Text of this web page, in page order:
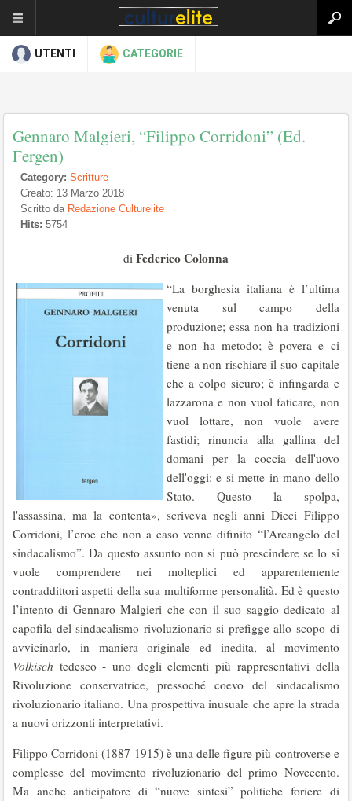
UTENTI CATEGORIE
Gennaro Malgieri, “Filippo Corridoni” (Ed.
Fergen)
Category: Scritture
Creato: 13 Marzo 2018
Scritto da Redazione Culturelite
Hits: 5754
di Federico Colonna
“La borghesia italiana è l’ultima
venuta sul campo della
produzione; essa non ha tradizioni
e non ha metodo; è povera e ci
tiene a non rischiare il suo capitale
che a colpo sicuro; è infingarda e
lazzarona e non vuol faticare, non
vuol lottare, non vuole avere
fastidi; rinuncia alla gallina del
domani per la coccia dell'uovo
dell'oggi: e si mette in mano dello
Stato. Questo la spolpa,
l'assassina, ma la contenta», scriveva negli anni Dieci Filippo
Corridoni, l’eroe che non a caso venne difinito “l’Arcangelo del
sindacalismo”. Da questo assunto non si può prescindere se lo si
vuole comprendere nei molteplici ed apparentemente
contraddittori aspetti della sua multiforme personalità. Ed è questo
l’intento di Gennaro Malgieri che con il suo saggio dedicato al
capofila del sindacalismo rivoluzionario si prefigge allo scopo di
avvicinarlo, in maniera originale ed inedita, al movimento
Volkisch tedesco - uno degli elementi più rappresentativi della
Rivoluzione conservatrice, pressoché coevo del sindacalismo
rivoluzionario italiano. Una prospettiva inusuale che apre la strada
a nuovi orizzonti interpretativi.
Filippo Corridoni (1887-1915) è una delle figure più controverse e
complesse del movimento rivoluzionario del primo Novecento.
Ma anche anticipatore di “nuove sintesi” politiche foriere di